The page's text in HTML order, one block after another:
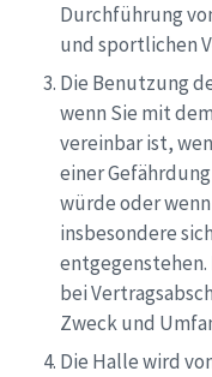
Durchführung
und sportlichen
Die Benutzung
wenn Sie mit
vereinbar ist,
einer
würde oder
insbesondere
entgegenstehen.
bei
Zweck und
Die Halle wird